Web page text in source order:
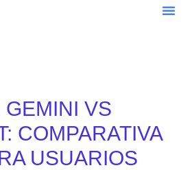
GEMINI VS
COMPARATIVA
USUARIOS